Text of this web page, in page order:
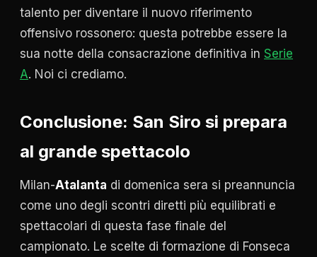
talento per diventare il nuovo riferimento
offensivo rossonero: questa potrebbe essere la
sua notte della consacrazione definitiva in Serie
A. Noi ci crediamo.
Conclusione: San Siro si prepara
al grande spettacolo
Milan-Atalanta di domenica sera si preannuncia
come uno degli scontri diretti più equilibrati e
spettacolari di questa fase finale del
campionato. Le scelte di formazione di Fonseca